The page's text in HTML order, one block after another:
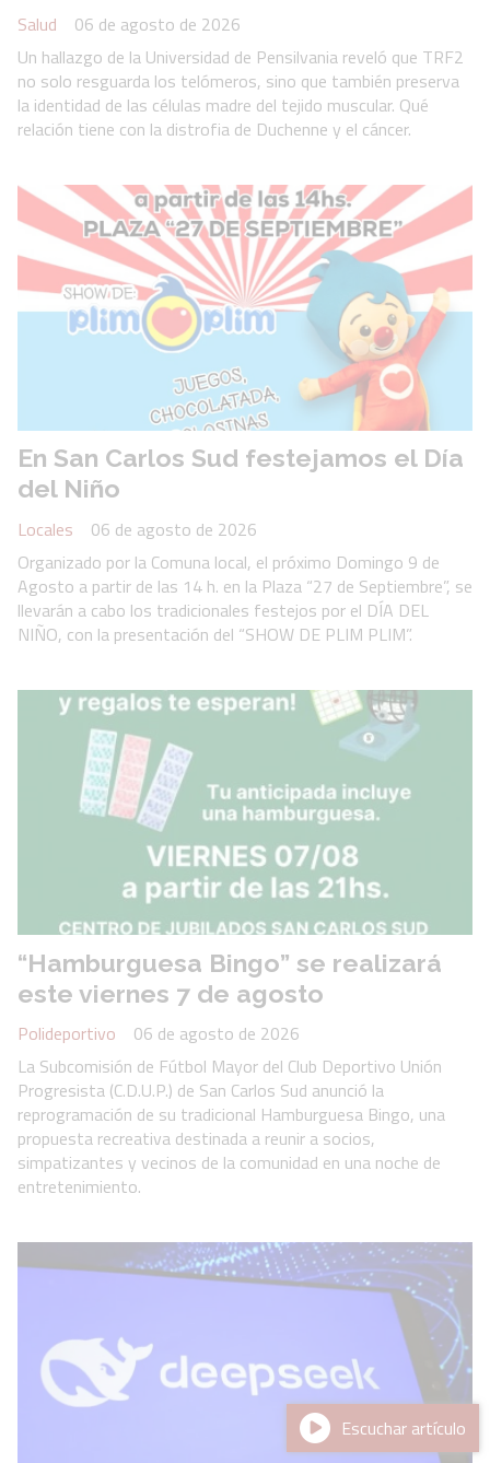
Salud
06 de agosto de 2026
Un hallazgo de la Universidad de Pensilvania reveló que TRF2
no solo resguarda los telómeros, sino que también preserva
la identidad de las células madre del tejido muscular. Qué
relación tiene con la distrofia de Duchenne y el cáncer.
En San Carlos Sud festejamos el Día
del Niño
Locales
06 de agosto de 2026
Organizado por la Comuna local, el próximo Domingo 9 de
Agosto a partir de las 14 h. en la Plaza “27 de Septiembre”, se
llevarán a cabo los tradicionales festejos por el DÍA DEL
NIÑO, con la presentación del “SHOW DE PLIM PLIM”.
“Hamburguesa Bingo” se realizará
este viernes 7 de agosto
Polideportivo
06 de agosto de 2026
La Subcomisión de Fútbol Mayor del Club Deportivo Unión
Progresista (C.D.U.P.) de San Carlos Sud anunció la
reprogramación de su tradicional Hamburguesa Bingo, una
propuesta recreativa destinada a reunir a socios,
simpatizantes y vecinos de la comunidad en una noche de
entretenimiento.
Escuchar artículo